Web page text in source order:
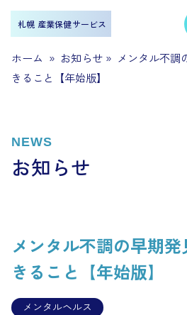
札幌 産業保健サービス
ホーム » お知らせ » メンタル不調
きること【年始版】
NEWS
お知らせ
メンタル不調の早期
きること【年始版】
メンタルヘルス